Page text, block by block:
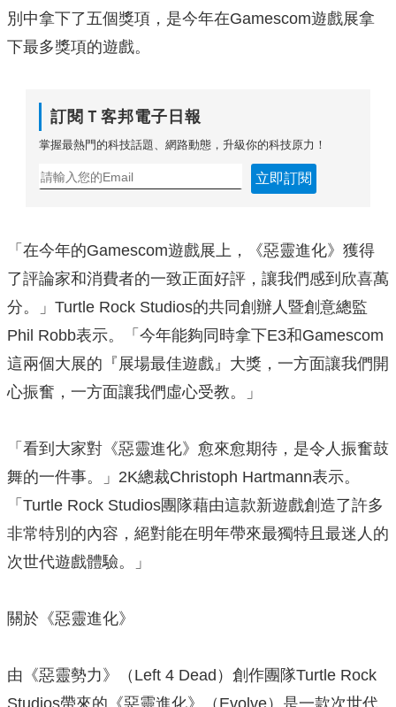
別中拿下了五個獎項，是今年在Gamescom遊戲展拿
下最多獎項的遊戲。
訂閱Ｔ客邦電子日報
掌握最熱門的科技話題、網路動態，升級你的科技原力！
立即訂閱
「在今年的Gamescom遊戲展上，《惡靈進化》獲得
了評論家和消費者的一致正面好評，讓我們感到欣喜萬
分。」Turtle Rock Studios的共同創辦人暨創意總監
Phil Robb表示。「今年能夠同時拿下E3和Gamescom
這兩個大展的『展場最佳遊戲』大獎，一方面讓我們開
心振奮，一方面讓我們虛心受教。」
「看到大家對《惡靈進化》愈來愈期待，是令人振奮鼓
舞的一件事。」2K總裁Christoph Hartmann表示。
「Turtle Rock Studios團隊藉由這款新遊戲創造了許多
非常特別的內容，絕對能在明年帶來最獨特且最迷人的
次世代遊戲體驗。」
關於《惡靈進化》
由《惡靈勢力》（Left 4 Dead）創作團隊Turtle Rock
Studios帶來的《惡靈進化》（Evolve）是一款次世代